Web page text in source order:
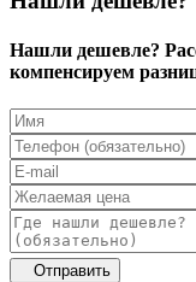
Нашли дешевле?
компенсируем
Отправить